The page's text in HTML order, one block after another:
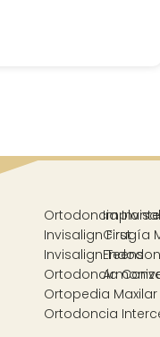
Ortodoncia
Invisalign First
Invisalign Teens
Ortodoncia
Ortopedia Maxilar
Ortodoncia
Cirugía